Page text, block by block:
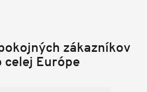
zákazníkov
celej Európe